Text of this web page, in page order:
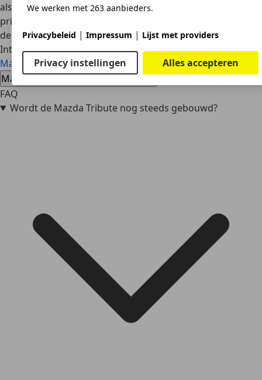
als nieuwe auto net geen 24.000 euro, waarmee hij qua
prijs onder de klasse van de Tribute zit. De uitrusting van
de Tribute is echter hoger dan die van de Fiat 500X.
Interesse in een Mazda Tribute
Mazda Tribute occasionsMazda Tribute nieuwe auto's
Mazda Tribute dealeraanbiedingen
FAQ
Wordt de Mazda Tribute nog steeds gebouwd?
We werken met 263 aanbieders.
Privacybeleid | Impressum | Lijst met providers
Privacy instellingen Alles accepteren